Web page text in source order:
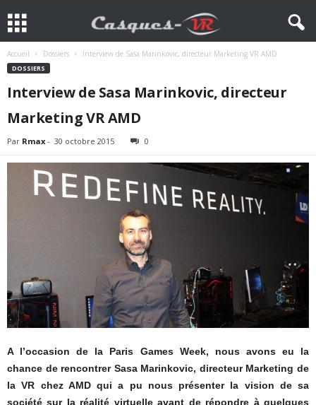
Accueil Dossiers Interview de Sasa Marinkovic, directeur Marketing VR AMD
DOSSIERS
Interview de Sasa Marinkovic, directeur
Marketing VR AMD
Par Rmax - 30 octobre 2015 0
A l’occasion de la Paris Games Week, nous avons eu la
chance de rencontrer Sasa Marinkovic, directeur Marketing de
la VR chez AMD qui a pu nous présenter la vision de sa
société sur la réalité virtuelle avant de répondre à quelques